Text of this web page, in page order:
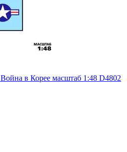
в Корее масштаб 1:48 D4802